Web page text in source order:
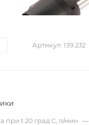
Артикул: 139.232
при t 20 град С, л/мин —